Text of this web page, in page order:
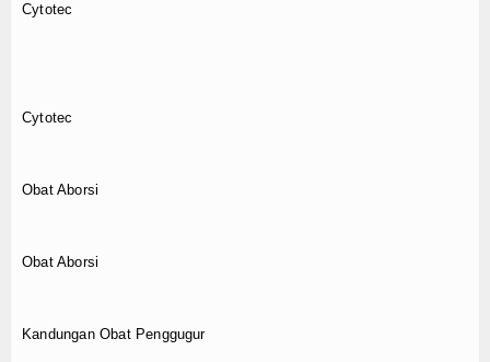
Cytotec
Cytotec
Obat Aborsi
Obat Aborsi
Kandungan Obat Penggugur